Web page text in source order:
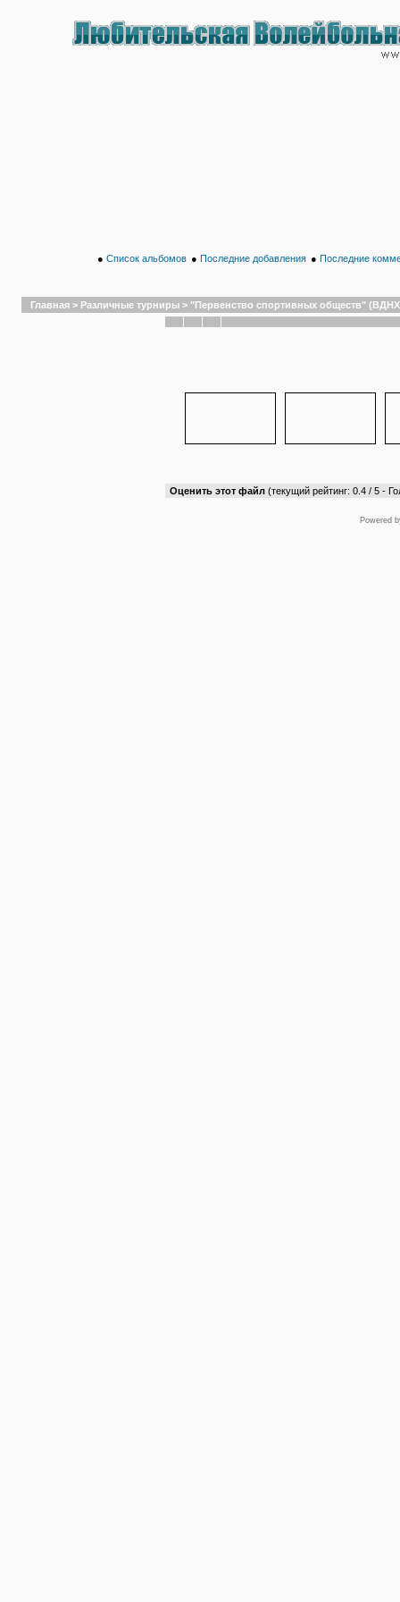
● Список альбомов ● Последние добавления ● Последние
Главная > Различные турниры > "Первенство спортивных обществ"
Оценить этот файл (текущий рейтинг: 0.4 / 5 -
Powered